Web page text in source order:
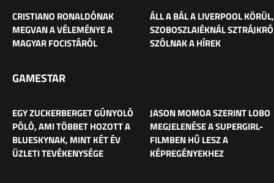
CRISTIANO RONALDÓNAK
MEGVAN A VÉLEMÉNYE A
MAGYAR FOCISTÁRÓL
ÁLL A BÁL A LIVERPOOL KÖRÜL,
SZOBOSZLAIÉKNÁL
SZÓLNAK A HÍREK
GAMESTAR
EGY ZUCKERBERGET GÚNYOLÓ
PÓLÓ, AMI TÖBBET HOZOTT A
BLUESKYNAK, MINT KÉT ÉV
ÜZLETI TEVÉKENYSÉGE
JASON MOMOA SZERINT LOBO
MEGJELENÉSE A SUPERGIRL-
FILMBEN HŰ LESZ A
KÉPREGÉNYEKHEZ